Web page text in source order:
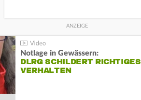
Notlage in Gewässern:
DLRG SCHILDERT RICHTIGES
VERHALTEN